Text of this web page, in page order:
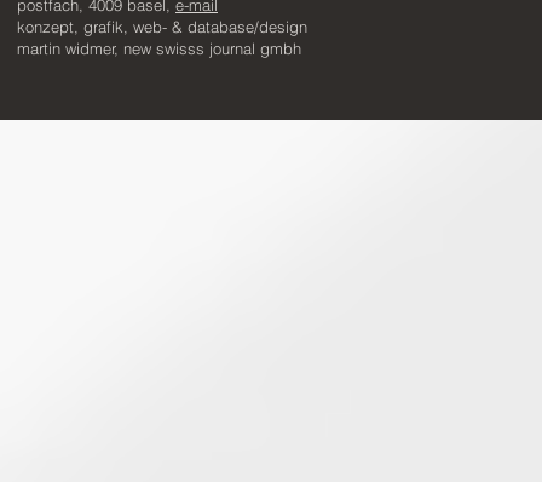
postfach, 4009 basel, e-mail
​konzept, grafik, web- & database/design
martin widmer, new swisss journal gmbh